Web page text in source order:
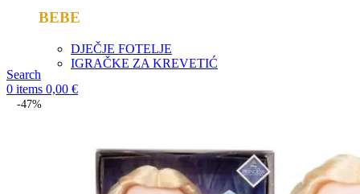
BEBE
DJEČJE FOTELJE
IGRAČKE ZA KREVETIĆ
Search
0 items 0,00 €
-47%